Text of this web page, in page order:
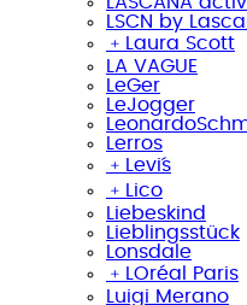
LSCN by
﹢
Laura Scott
LA VAGUE
LeGer
LeJogger
Lerros
﹢
Levi´s
﹢
Lico
Liebeskind
Lieblingsstück
Lonsdale
﹢
LOréal Paris
Luigi Merano